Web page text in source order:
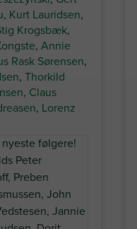
, Kurt Lauridsen,
Krogsbæk,
, Annie
Rask Sørensen,
, Thorkild
, Claus
, Lorenz